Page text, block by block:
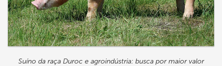
Suíno da raça Duroc e agroindústria: busca por maior valor